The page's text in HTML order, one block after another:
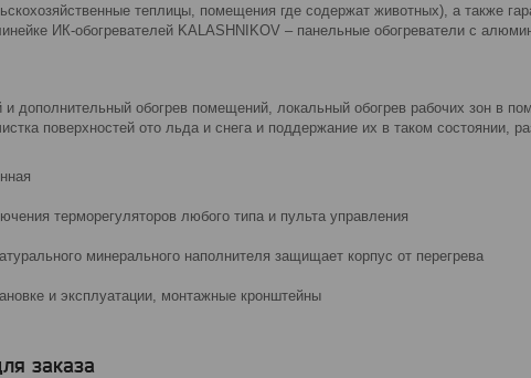
теплицы, помещения где содержат животных), а также
ИК-обогревателей KALASHNIKOV – панельные обогреватели с
и дополнительный обогрев помещений, локальный обогрев рабочих зон в
поверхностей ото льда и снега и поддержание их в таком состоянии,
терморегуляторов любого типа и пульта управления
минерального наполнителя защищает корпус от перегрева
и эксплуатации, монтажные кронштейны
заказа